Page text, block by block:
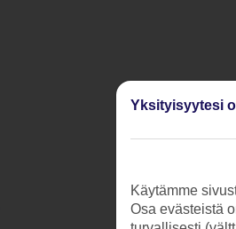
Yksityisyytesi
Käytämme
Osa evästeistä